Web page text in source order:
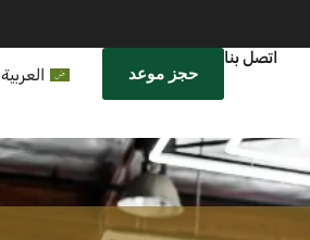
اتصل بنا
حجز موعد العربية